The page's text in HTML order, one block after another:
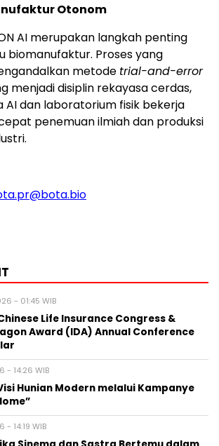
Otonom
AI merupakan langkah penting
biomanufaktur. Proses yang
metode trial-and-error
menjadi disiplin rekayasa cerdas,
dan laboratorium fisik bekerja
penemuan ilmiah dan produksi
- 01:45 WIB
Life Insurance Congress &
Award (IDA) Annual Conference
- 14:26 WIB
Hunian Modern melalui Kampanye
14:19 WIB